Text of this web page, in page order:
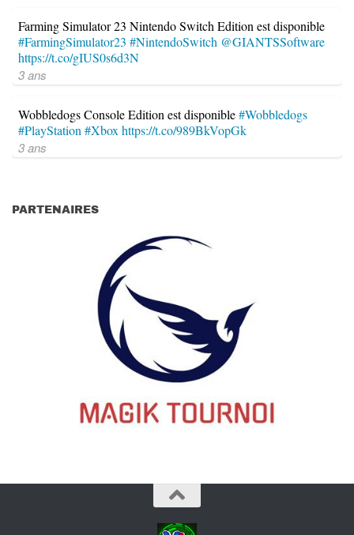
Farming Simulator 23 Nintendo Switch Edition est disponible
#FarmingSimulator23 #NintendoSwitch @GIANTSSoftware
https://t.co/gIUS0s6d3N
3 ans
Wobbledogs Console Edition est disponible#Wobbledogs
#PlayStation #Xbox https://t.co/989BkVopGk
3 ans
PARTENAIRES